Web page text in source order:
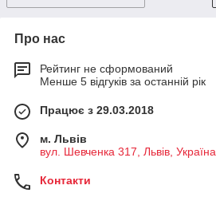
Про нас
Рейтинг не сформований
Менше 5 відгуків за останній рік
Працює з 29.03.2018
м. Львів
вул. Шевченка 317, Львів, Україна
Контакти